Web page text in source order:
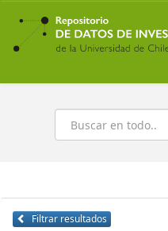
Ir
contenido
principal
Buscar
Filtrar resultados